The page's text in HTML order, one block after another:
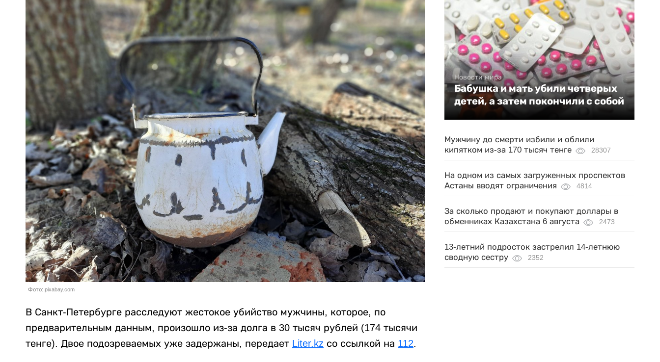
Фото: pixabay.com
В Санкт-Петербурге расследуют жестокое убийство мужчины, которое, по
предварительным данным, произошло из-за долга в 30 тысяч рублей (174 тысячи
тенге). Двое подозреваемых уже задержаны, передает Liter.kz со ссылкой на 112.
Новости мира
Бабушка и мать убили четверых
детей, а затем покончили с собой
Мужчину до смерти избили и облили
кипятком из-за 170 тысяч тенге
28307
На одном из самых загруженных проспектов
Астаны вводят ограничения
4814
За сколько продают и покупают доллары в
обменниках Казахстана 6 августа
2473
13-летний подросток застрелил 14-летнюю
сводную сестру
2352